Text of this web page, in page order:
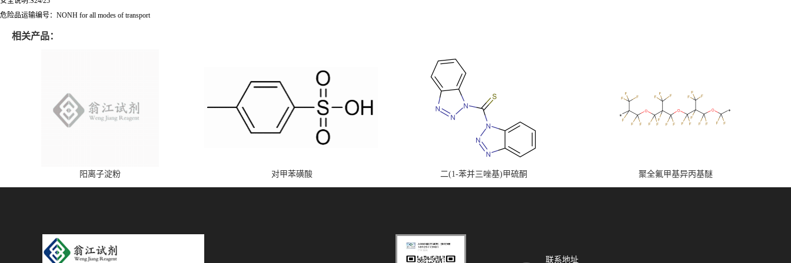
危险品运输编号：NONH for all modes of transport
相关产品：
阳离子淀粉 对甲苯磺酸 二(1-苯并三唑基)甲硫酮 聚全氟甲基异丙基醚
联系地址